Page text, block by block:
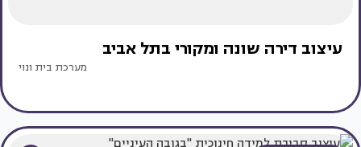
עיצוב דירה שונה ומקורי בתל אביב
מערכת בית ונוי